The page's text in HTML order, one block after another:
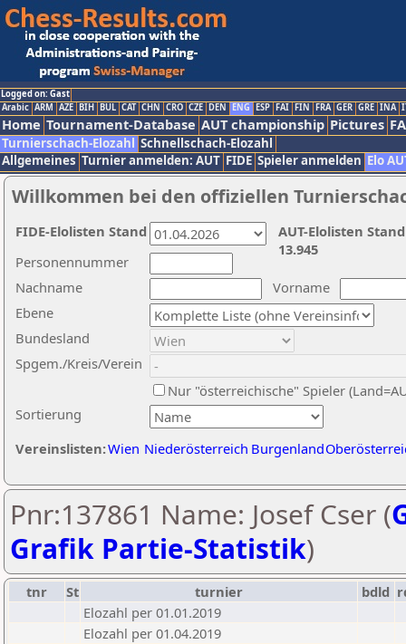
Logged on: Gast
Arabic ARM AZE BIH BUL CAT CHN CRO CZE DEN ENG ESP FAI FIN FRA GER GRE INA
Home Tournament-Database AUT championship Pictures
Turnierschach-Elozahl Schnellschach-Elozahl
Allgemeines Turnier anmelden: AUT FIDE Spieler anmelden Elo
Willkommen bei den offiziellen
Nachname
Vorname
Ebene
Sortierung
Personennummer
Bundesland
Spgem./Kreis/Verein
Nur "österreichische" Spieler
Vereinslisten:Wien Niederösterreich Burgenland
AUT-Elolisten
13.945
FIDE-Elolisten Stand
Pnr:137861 Name: Josef Cser (
Grafik Partie-Statistik)
tnr St turnier bdld
Elozahl per 01.01.2019
Elozahl per 01.04.2019